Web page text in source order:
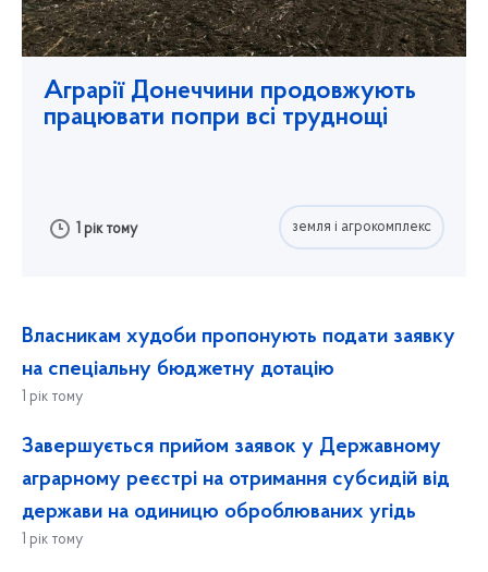
Аграрії Донеччини продовжують
працювати попри всі труднощі
1 рік тому земля і агрокомплекс
Власникам худоби пропонують подати заявку
на спеціальну бюджетну дотацію
1 рік тому
Завершується прийом заявок у Державному
аграрному реєстрі на отримання субсидій від
держави на одиницю оброблюваних угідь
1 рік тому